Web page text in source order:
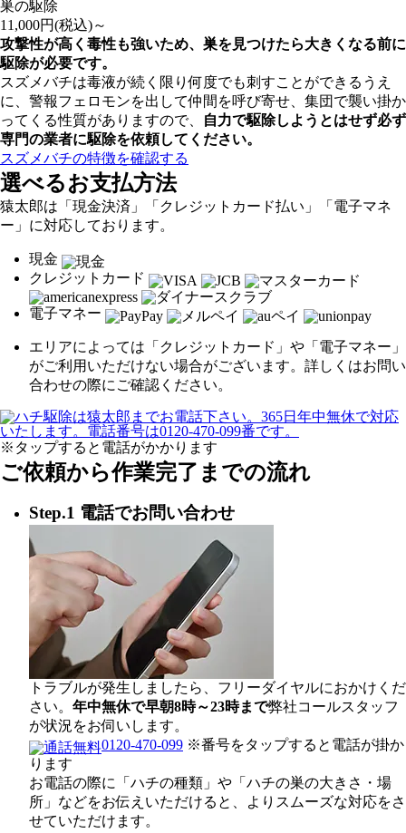
巣の駆除
11,000円(税込)～
攻撃性が高く毒性も強いため、巣を見つけたら大きくなる前に
駆除が必要です。
スズメバチは毒液が続く限り何度でも刺すことができるうえ
に、警報フェロモンを出して仲間を呼び寄せ、集団で襲い掛か
ってくる性質がありますので、
自力で駆除しようとはせず必ず
専門の業者に駆除を依頼してください。
スズメバチの特徴を確認する
選べるお支払方法
猿太郎は「現金決済」「クレジットカード払い」「電子マネ
ー」に対応しております。
現金
クレジットカード
電子マネー
エリアによっては「クレジットカード」や「電子マネー」
がご利用いただけない場合がございます。詳しくはお問い
合わせの際にご確認ください。
※タップすると電話がかかります
ご依頼から作業完了までの流れ
Step.1 電話でお問い合わせ
トラブルが発生しましたら、フリーダイヤルにおかけくだ
さい。 年中無休で早朝8時～23時まで弊社コールスタッフ
が状況をお伺いします。
0120-470-099 ※番号をタップすると電話が掛か
ります
お電話の際に「ハチの種類」や「ハチの巣の大きさ・場
所」などをお伝えいただけると、よりスムーズな対応をさ
せていただけます。